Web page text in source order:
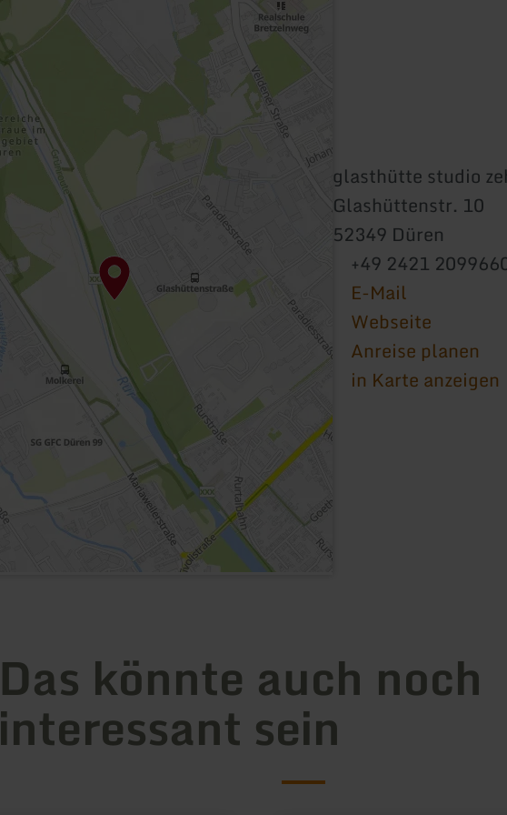
glasthütte studio
Glashüttenstr. 10
52349 Düren
+49 2421
E-Mail
Webseite
Anreise planen
in Karte anzeigen
Das könnte auch noch
interessant sein